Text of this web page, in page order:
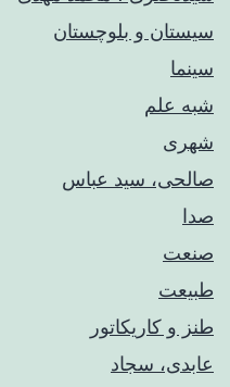
سیستان و بلوچستان
سینما
شبه علم
شهری
صالحی، سید عباس
صدا
صنعت
طبیعت
طنز و کاریکاتور
عابدی، سجاد